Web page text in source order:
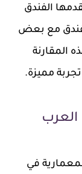
الفندق
مع بعض
المقارنة
مميزة.
في